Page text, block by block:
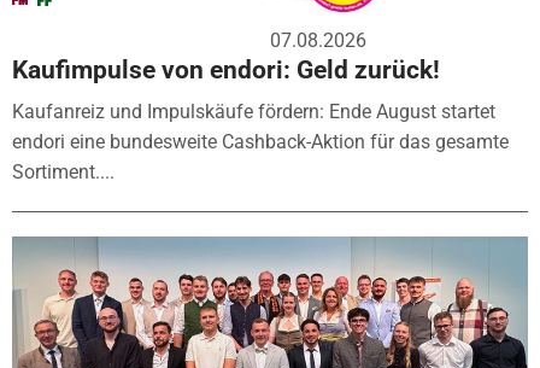
07.08.2026
Kaufimpulse von endori: Geld zurück!
Kaufanreiz und Impulskäufe fördern: Ende August startet
endori eine bundesweite Cashback-Aktion für das gesamte
Sortiment....